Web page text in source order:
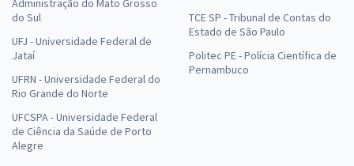
Administração do Mato Grosso
do Sul
UFJ - Universidade Federal de
Jataí
UFRN - Universidade Federal do
Rio Grande do Norte
UFCSPA - Universidade Federal
de Ciência da Saúde de Porto
Alegre
TCE SP - Tribunal de Contas do
Estado de São Paulo
Politec PE - Polícia Científica de
Pernambuco